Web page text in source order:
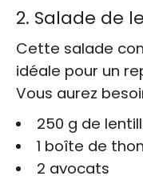
2. Salade de
Cette salade
idéale pour un
Vous aurez
250 g de
1 boîte de
2 avocats